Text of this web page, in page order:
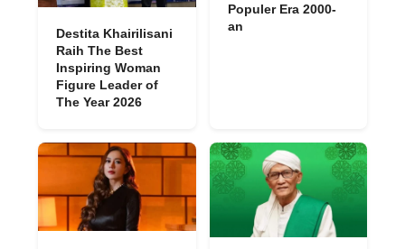
Destita Khairilisani
Raih The Best
Inspiring Woman
Figure Leader of
The Year 2026
Populer Era 2000-
an